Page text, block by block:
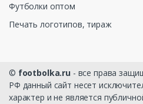
Футболки оптом
Печать логотипов, тираж
© footbolka.ru - все права
РФ данный сайт несет
характер и не является